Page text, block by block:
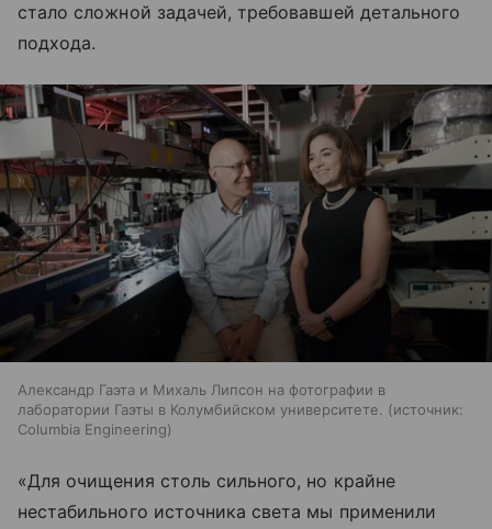
стало сложной задачей, требовавшей детального
подхода.
Александр Гаэта и Михаль Липсон на фотографии в
лаборатории Гаэты в Колумбийском университете.
источник:
Columbia Engineering
«Для очищения столь сильного, но крайне
нестабильного источника света мы применили